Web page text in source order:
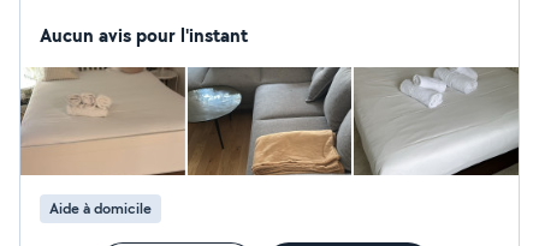
aussi. Je suis disponible pour le ménage de neuf heures
professionnel.
Aucun avis pour l'instant
Aide à domicile